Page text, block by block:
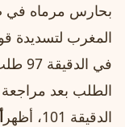
بحارس مرماه في
المغرب لتسديدة
في
الطلب بعد مراجعة
الدقيقة 101، أظهر